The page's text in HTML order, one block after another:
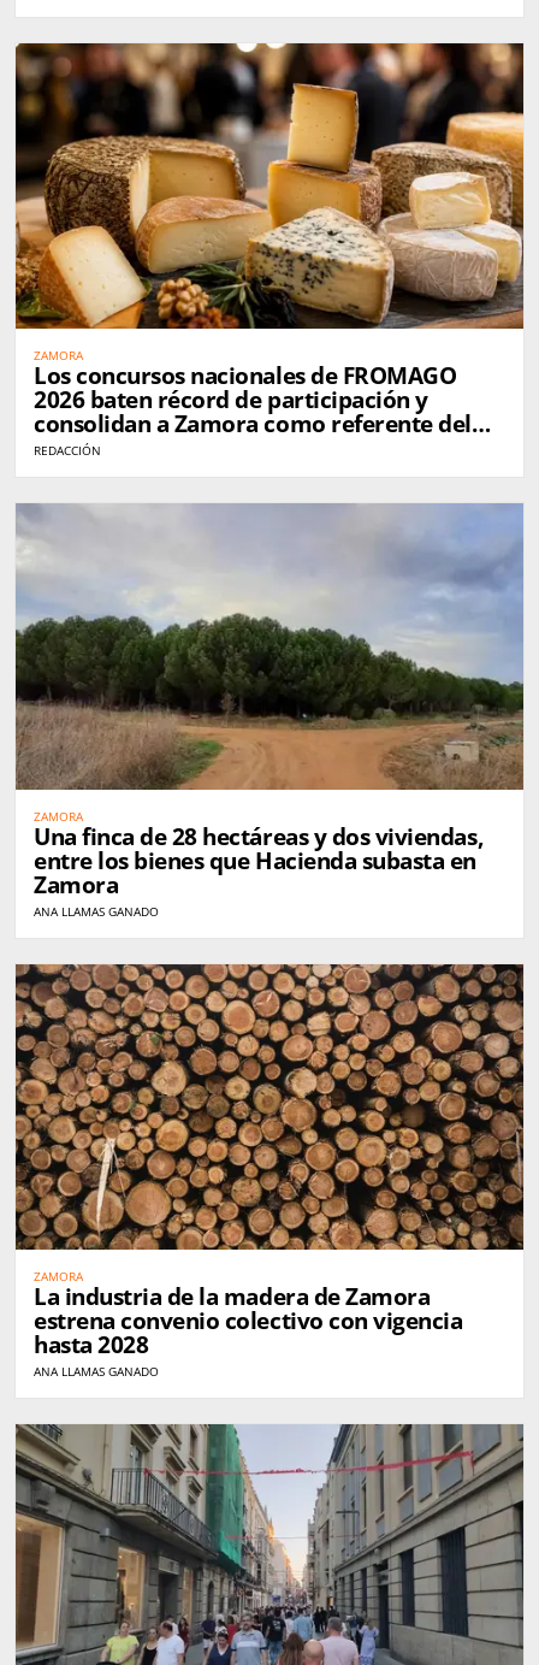
ZAMORA
Los concursos nacionales de FROMAGO
2026 baten récord de participación y
consolidan a Zamora como referente del
queso en España
REDACCIÓN
ZAMORA
Una finca de 28 hectáreas y dos viviendas,
entre los bienes que Hacienda subasta en
Zamora
ANA LLAMAS GANADO
ZAMORA
La industria de la madera de Zamora
estrena convenio colectivo con vigencia
hasta 2028
ANA LLAMAS GANADO